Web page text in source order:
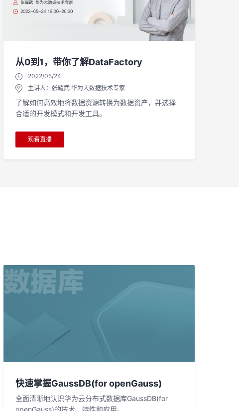
从0到1，带你了解DataFactory
2022/05/24
主讲人：张耀武 华为大数据技术专家
了解如何高效地将数据资源转换为数据资产，并选择
合适的开发模式和开发工具。
观看直播
快速掌握GaussDB(for openGauss)
全面清晰地认识华为云分布式数据库GaussDB(for
openGauss)的技术、特性和应用。